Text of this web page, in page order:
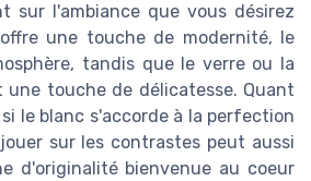
sur l'ambiance que vous désirez
une touche de modernité, le
tandis que le verre ou la
touche de délicatesse. Quant
le blanc s'accorde à la perfection
sur les contrastes peut aussi
d'originalité bienvenue au coeur